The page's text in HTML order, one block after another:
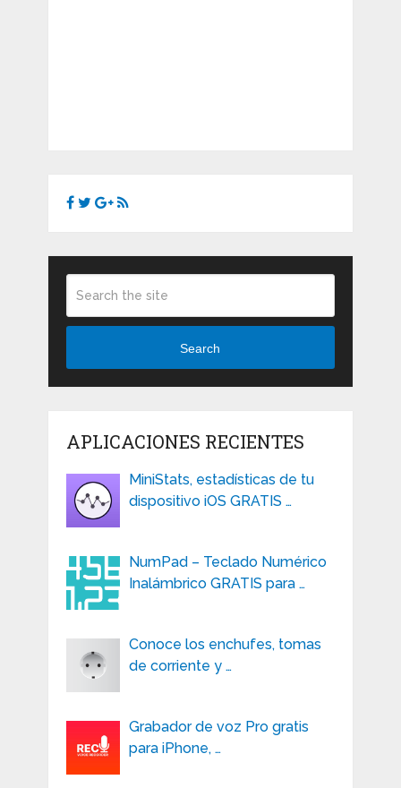
Search
APLICACIONES RECIENTES
MiniStats, estadísticas de tu
dispositivo iOS GRATIS …
NumPad – Teclado Numérico
Inalámbrico GRATIS para …
Conoce los enchufes, tomas
de corriente y …
Grabador de voz Pro gratis
para iPhone, …